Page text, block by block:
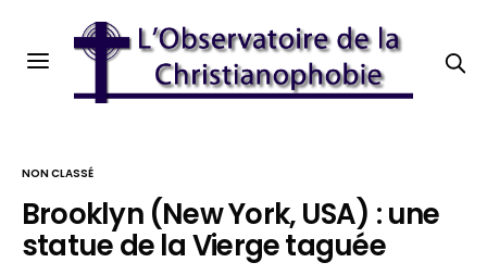
NON CLASSÉ
Brooklyn (New York, USA) : une
statue de la Vierge taguée